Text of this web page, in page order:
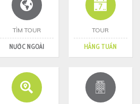
TÌM TOUR
NƯỚC NGOÀI
TOUR
HẰNG TUẦN